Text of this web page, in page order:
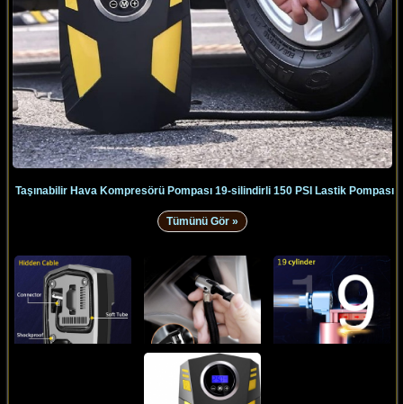
Taşınabilir Hava Kompresörü Pompası 19-silindirli 150 PSI Lastik Pompası
Tümünü Gör »